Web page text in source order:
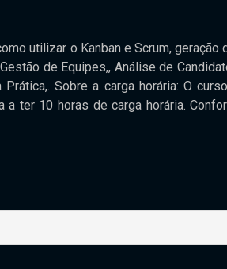
utilizar o Kanban e Scrum, geração
de Equipes,, Análise de
Sobre a carga horária: O
ter 10 horas de carga horária.